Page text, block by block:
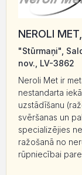
NEROLI
"Stūrmaņi",
nov., LV-3862
Neroli Met ir
nestandarta
uzstādīšanu
svēršanas un
specializējies
ražošanā no
rūpniecībai